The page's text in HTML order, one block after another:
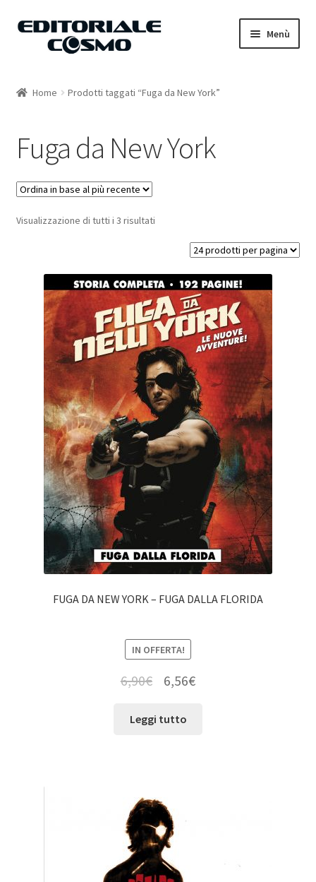
Vai
Vai
Menù
Carrello
Il mio account
Home Prodotti taggati “Fuga da New York”
Fuga da New York
Visualizzazione di tutti i 3 risultati
FUGA DA NEW YORK – FUGA DALLA FLORIDA
IN OFFERTA!
6,90€ 6,56€
Leggi tutto